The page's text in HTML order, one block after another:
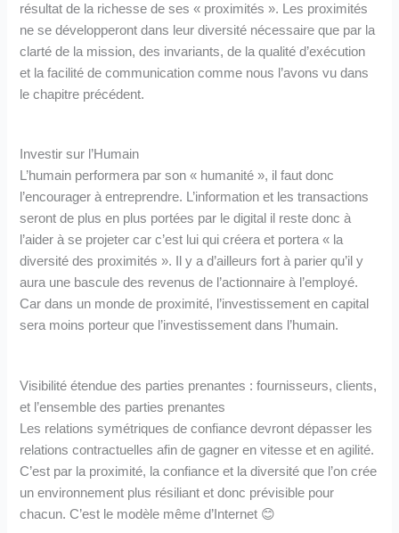
résultat de la richesse de ses « proximités ». Les proximités
ne se développeront dans leur diversité nécessaire que par la
clarté de la mission, des invariants, de la qualité d’exécution
et la facilité de communication comme nous l’avons vu dans
le chapitre précédent.
Investir sur l’Humain
L’humain performera par son « humanité », il faut donc
l’encourager à entreprendre. L’information et les transactions
seront de plus en plus portées par le digital il reste donc à
l’aider à se projeter car c’est lui qui créera et portera « la
diversité des proximités ». Il y a d’ailleurs fort à parier qu’il y
aura une bascule des revenus de l’actionnaire à l’employé.
Car dans un monde de proximité, l’investissement en capital
sera moins porteur que l’investissement dans l’humain.
Visibilité étendue des parties prenantes : fournisseurs, clients,
et l’ensemble des parties prenantes
Les relations symétriques de confiance devront dépasser les
relations contractuelles afin de gagner en vitesse et en agilité.
C’est par la proximité, la confiance et la diversité que l’on crée
un environnement plus résiliant et donc prévisible pour
chacun. C’est le modèle même d’Internet 😊